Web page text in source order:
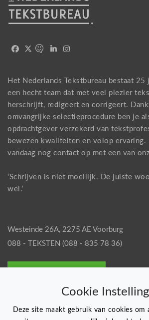
Het Nederlands Tekstbureau bestaat 25
een hecht team dat met veel plezier
herschrijft, redigeert en corrigeert.
omvangrijke selectieprocedure ben je
opdrachtgever verzekerd van
bewezen kwaliteiten en volop ervaring.
vandaag nog contact op met een van
‘Schrijven is niet moeilijk. De juiste
wel.’
Westeinde 26A, 2275 AE Voorburg
088 - TEKSTEN (088 - 835 78 36)
Cookie
Deze site maakt gebruik van cookies om